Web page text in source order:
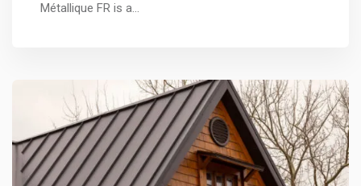
Métallique FR is a…